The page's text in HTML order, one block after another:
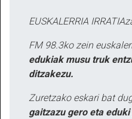
EUSKALERRIA
FM 98.3ko zein
edukiak musu truk
ditzakezu.
Zuretzako eskari bat
gaitzazu gero eta